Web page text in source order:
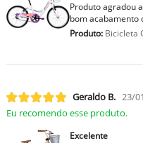
Produto agradou
bom acabamento
Produto:Bicicleta
Geraldo B. 23/
Eu recomendo esse produto.
Excelente